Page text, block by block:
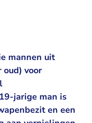
mannen uit
oud) voor
jarige man is
en een